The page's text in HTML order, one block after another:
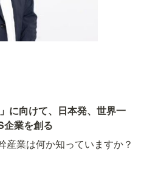
に向けて、日本発、世界一
企業を創る
産業は何か知っていますか？